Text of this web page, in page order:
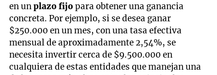
en unplazo fijopara obtener una ganancia
concreta. Por ejemplo, si se desea ganar
$250.000 en un mes, con una tasa efectiva
mensual de aproximadamente 2,54%, se
necesita invertir cerca de $9.500.000 en
cualquiera de estas entidades que manejan una